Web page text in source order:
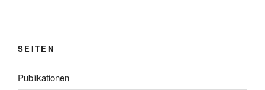
SEITEN
Publikationen